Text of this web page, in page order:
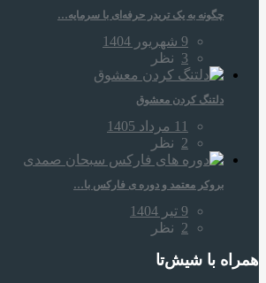
چگونه به یک تریدر حرفه‌ای با سرمایه…
9 شهریور 1404
3 نظر
دلتنگ کردن معشوق
11 مرداد 1405
2 نظر
بروکر معتمد و دوره‌ ی فارکس با…
9 تیر 1404
2 نظر
همراه‌ با شیش‌تا